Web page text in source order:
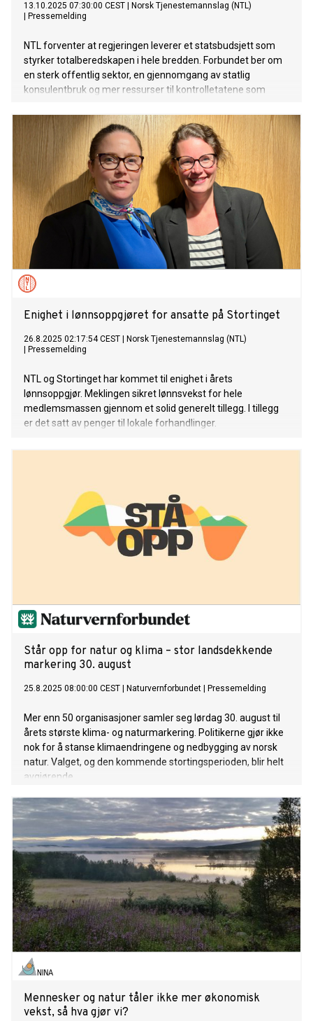
13.10.2025 07:30:00 CEST
Norsk Tjenestemannslag (NTL)
Pressemelding
NTL forventer at regjeringen leverer et statsbudsjett som
styrker totalberedskapen i hele bredden. Forbundet ber om
en sterk offentlig sektor, en gjennomgang av statlig
konsulentbruk og mer ressurser til kontrolletatene som
Enighet i lønnsoppgjøret for ansatte på Stortinget
26.8.2025 02:17:54 CEST
Norsk Tjenestemannslag (NTL)
Pressemelding
NTL og Stortinget har kommet til enighet i årets
lønnsoppgjør. Meklingen sikret lønnsvekst for hele
medlemsmassen gjennom et solid generelt tillegg. I tillegg
er det satt av penger til lokale forhandlinger.
Står opp for natur og klima – stor landsdekkende
markering 30. august
25.8.2025 08:00:00 CEST Naturvernforbundet Pressemelding
Mer enn 50 organisasjoner samler seg lørdag 30. august til
årets største klima- og naturmarkering. Politikerne gjør ikke
nok for å stanse klimaendringene og nedbygging av norsk
natur. Valget, og den kommende stortingsperioden, blir helt
avgjørende.
Mennesker og natur tåler ikke mer økonomisk
vekst, så hva gjør vi?